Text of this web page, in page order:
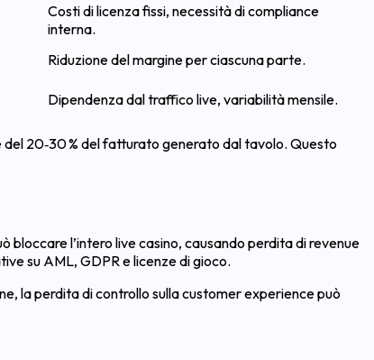
Costi di licenza fissi, necessità di compliance
interna.
Riduzione del margine per ciascuna parte.
Dipendenza dal traffico live, variabilità mensile.
20‑30 % del fatturato generato dal tavolo. Questo
l’intero live casino, causando perdita di revenue
su AML, GDPR e licenze di gioco.
la perdita di controllo sulla customer experience può